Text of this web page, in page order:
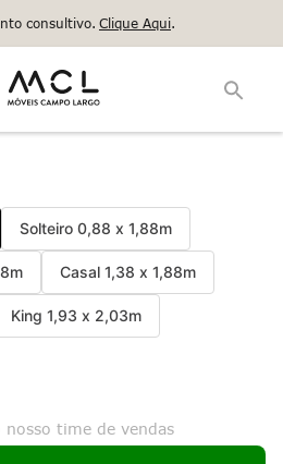
consultivo. Clique Aqui.
Solteiro 0,88 x 1,88m
Casal 1,38 x 1,88m
King 1,93 x 2,03m
time de vendas